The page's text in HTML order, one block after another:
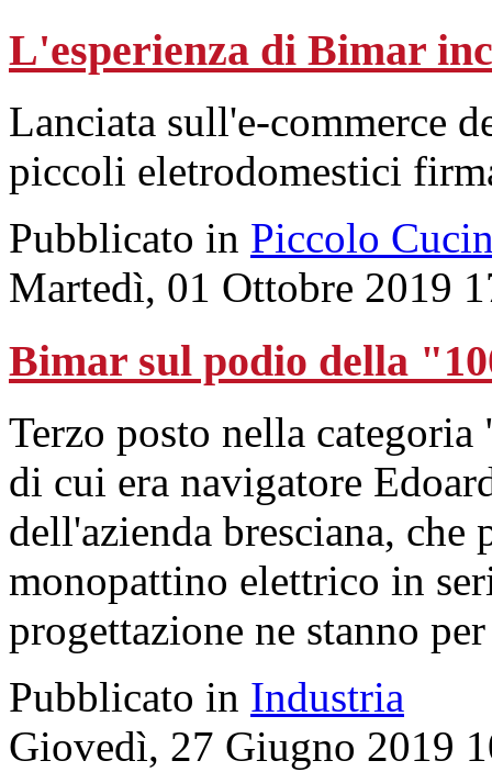
L'esperienza di Bimar
Lanciata sull'e-commerce
piccoli eletrodomestici
Pubblicato in Piccolo
Martedì, 01 Ottobre 2019
Bimar sul podio della
Terzo posto nella
di cui era navigatore
dell'azienda bresciana,
monopattino elettrico in
progettazione ne stanno
Pubblicato in Industria
Giovedì, 27 Giugno 2019